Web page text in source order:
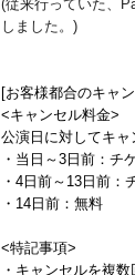
(従来行っていた、
しました。)
[お客様都合のキャ
<キャンセル料金>
公演日に対してキャ
・当日～3日前：チ
・4日前～13日前：
・14日前：無料
<特記事項>
・キャンセルを複